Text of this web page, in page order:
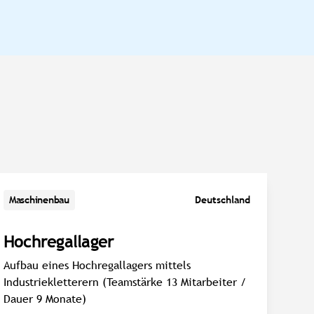
Maschinenbau Deutschland
Hochregallager
Aufbau eines Hochregallagers mittels
Industriekletterern (Teamstärke 13 Mitarbeiter /
Dauer 9 Monate)